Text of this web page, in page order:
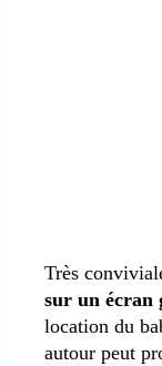
Très
sur un écran
location du
autour peut